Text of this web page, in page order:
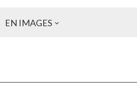
EN IMAGES